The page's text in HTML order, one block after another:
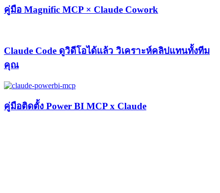
คู่มือ Magnific MCP × Claude Cowork
Claude Code ดูวิดีโอได้แล้ว วิเคราะห์คลิปแทนทั้งทีม
คุณ
คู่มือติดตั้ง Power BI MCP x Claude